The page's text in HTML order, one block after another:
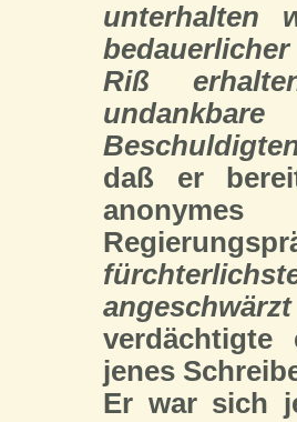
unterhalten
Riß
daß er
angeschwärzt
jenes
Er war sich